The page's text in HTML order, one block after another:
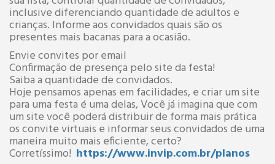
inclusive diferenciando quantidade de adultos e
crianças. Informe aos convidados quais são os
presentes mais bacanas para a ocasião.
Envie convites por email
Confirmação de presença pelo site da festa!
Saiba a quantidade de convidados.
Hoje pensamos apenas em facilidades, e criar um site
para uma festa é uma delas, Você já imagina que com
um site você poderá distribuir de forma mais prática
os convite virtuais e informar seus convidados de uma
maneira muito mais eficiente, certo?
Corretíssimo! https://www.invip.com.br/planos